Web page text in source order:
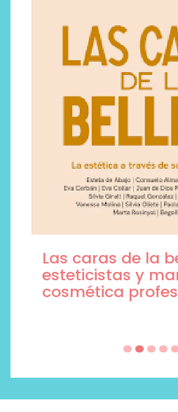
Las caras de la
esteticistas y
cosmética